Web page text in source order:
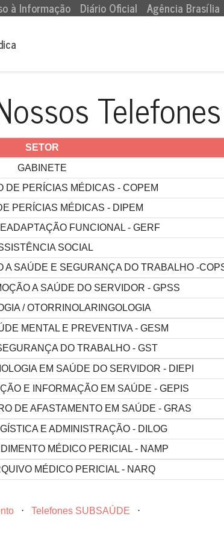
à Informação Diário Oficial Agência Brasília
Telefones
SETOR
GABINETE
DE PERÍCIAS MÉDICAS - COPEM
PERÍCIAS MÉDICAS - DIPEM
FUNCIONAL - GERF
SOCIAL
A SAÚDE E SEGURANÇA DO TRABALHO -
A SAÚDE DO SERVIDOR - GPSS
/ OTORRINOLARINGOLOGIA
MENTAL E PREVENTIVA - GESM
DO TRABALHO - GST
EM SAÚDE DO SERVIDOR - DIEPI
E INFORMAÇÃO EM SAÚDE - GEPIS
DE AFASTAMENTO EM SAÚDE - GRAS
E ADMINISTRAÇÃO - DILOG
MÉDICO PERICIAL - NAMP
MÉDICO PERICIAL - NARQ
⋅ Telefones SUBSAÚDE
⋅